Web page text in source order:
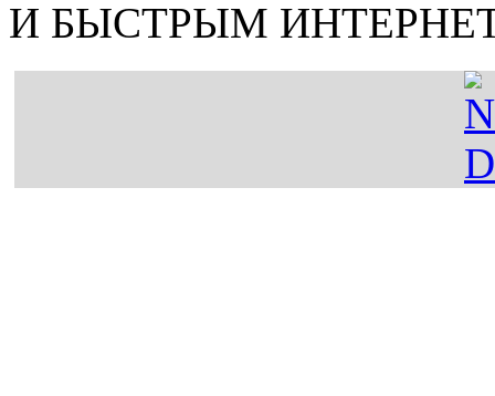
И БЫСТРЫМ